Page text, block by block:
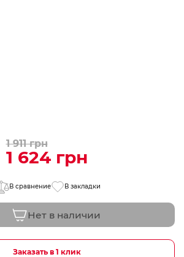
1 911 грн
1 624 грн
В сравнение В закладки
Нет в наличии
Заказать в 1 клик